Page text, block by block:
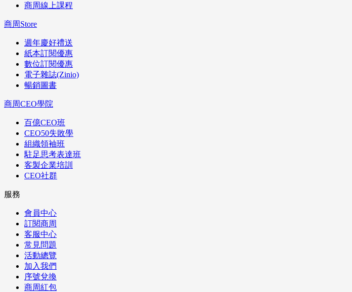
商周線上課程
商周Store
週年慶好禮送
紙本訂閱優惠
數位訂閱優惠
電子雜誌(Zinio)
暢銷圖書
商周CEO學院
百億CEO班
CEO50失敗學
組織領袖班
駐足思考表達班
客製企業培訓
CEO社群
服務
會員中心
訂閱商周
客服中心
常見問題
活動總覽
加入我們
序號兌換
商周紅包